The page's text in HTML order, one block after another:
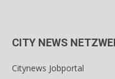
CITY NEWS
Citynews Jobportal